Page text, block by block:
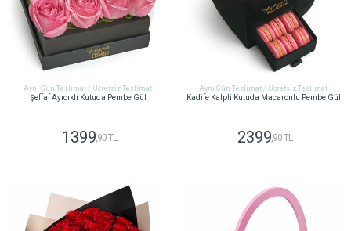
Aynı Gün Teslimat / Ücretsiz Teslimat
Şeffaf Ayıcıklı Kutuda Pembe Gül
1399,90 TL
Aynı Gün Teslimat / Ücretsiz Teslimat
Kadife Kalpli Kutuda Macaronlu Pembe Gül
2399,90 TL